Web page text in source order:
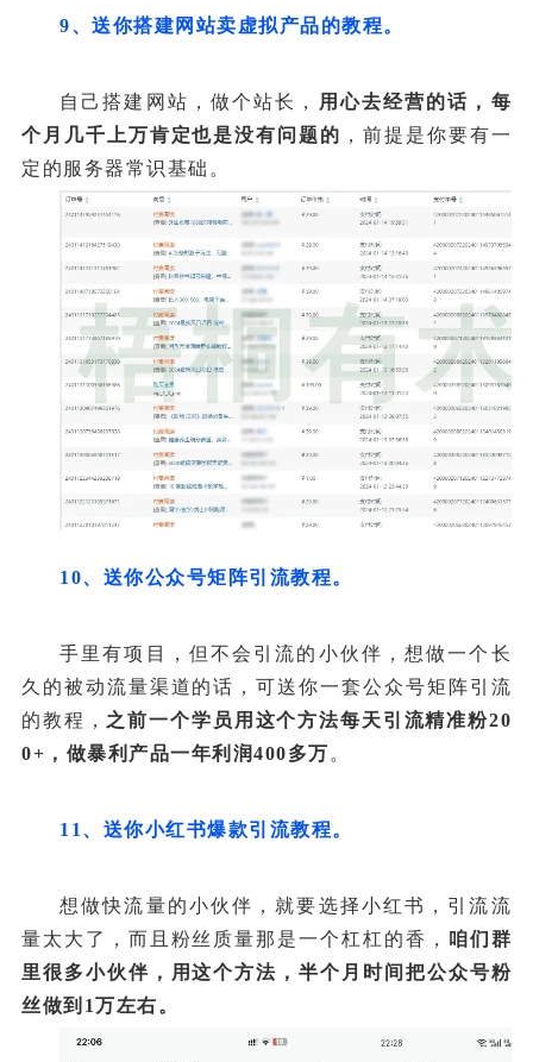
9、送你搭建网站卖虚拟产品的教程。
自己搭建网站，做个站长，
用心去经营的话，每
个月几千上万肯定也是没有问题的 ，前提是你要有一
定的服务器常识基础。
10、送你公众号矩阵引流教程。
手里有项目，但不会引流的小伙伴，想做一个长
久的被动流量渠道的话，可送你一套公众号矩阵引流
的教程， 之前一个学员用这个方法每天引流精准粉20
0+，做暴利产品一年利润400多万 。
11、送你小红书爆款引流教程。
想做快流量的小伙伴，就要选择小红书，引流流
量太大了，而且粉丝质量那是一个杠杠 的香，
咱们群
里很多小伙伴，用这个方法，半个月时间把公众号粉
丝做到1万左右。